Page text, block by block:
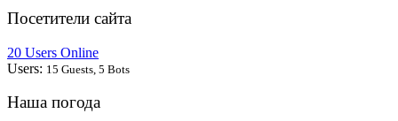
Посетители сайта
20 Users Online
Users: 15 Guests, 5 Bots
Наша погода